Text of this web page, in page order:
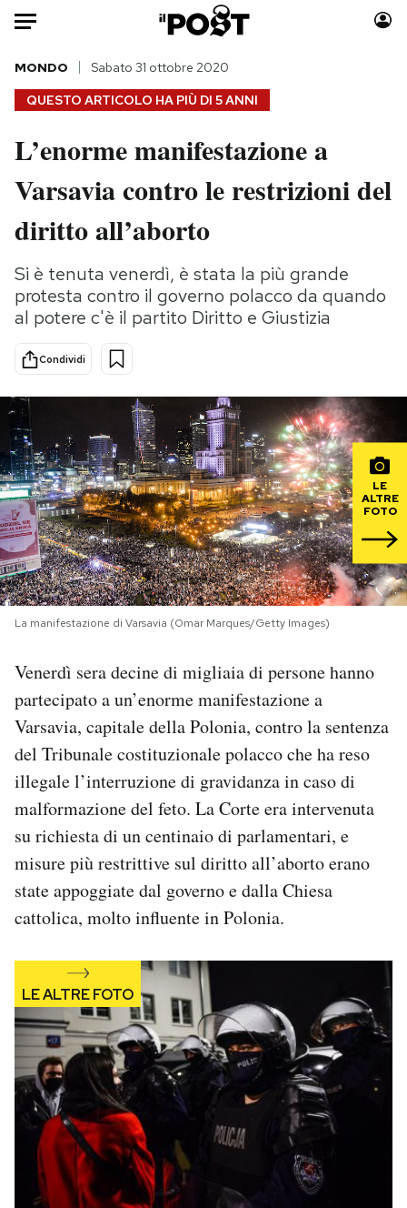
Auto
HOME
Italia
Politica
Tecnologia
Scienza
Cultura
Sport
Moda
Consumismi
Media
Europa
PODCAST
NEWSLETTER
I MIEI PREFERITI
SHOP
CALENDARIO
AREA PERSONALE
Area Personale
Newsletter
Notifiche mobile
Hai bisogno di aiuto?
Esci
QUESTO ARTICOLO HA PIÙ DI 5 ANNI
MONDO Sabato 31 ottobre 2020
L’enorme manifestazione a
Varsavia contro le restrizioni del
diritto all’aborto
Si è tenuta venerdì, è stata la più grande
protesta contro il governo polacco da quando
al potere c'è il partito Diritto e Giustizia
Condividi
LE
ALTRE
FOTO
La manifestazione di Varsavia (Omar Marques/Getty Images)
Venerdì sera decine di migliaia di persone hanno
partecipato a un’enorme manifestazione a
Varsavia, capitale della Polonia, contro la sentenza
del Tribunale costituzionale polacco che ha reso
illegale l’interruzione di gravidanza in caso di
malformazione del feto. La Corte era intervenuta
su richiesta di un centinaio di parlamentari, e
misure più restrittive sul diritto all’aborto erano
state appoggiate dal governo e dalla Chiesa
cattolica, molto influente in Polonia.